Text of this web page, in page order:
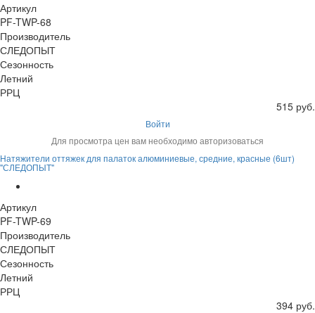
Артикул
PF-TWP-68
Производитель
СЛЕДОПЫТ
Сезонность
Летний
РРЦ
515 руб.
Войти
Для просмотра цен вам необходимо авторизоваться
Натяжители оттяжек для палаток алюминиевые, средние, красные (6шт)
"СЛЕДОПЫТ"
Артикул
PF-TWP-69
Производитель
СЛЕДОПЫТ
Сезонность
Летний
РРЦ
394 руб.